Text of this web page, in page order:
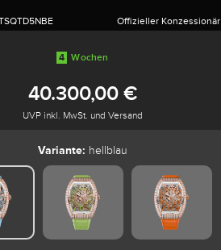
Offizieller Konzessionär
4 Wochen
40.300,00 €
UVP inkl. MwSt. und Versand
Variante: hellblau